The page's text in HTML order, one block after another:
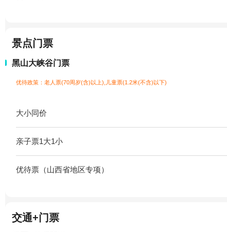
景点门票
黑山大峡谷门票
优待政策：老人票(70周岁(含)以上),儿童票(1.2米(不含)以下)
大小同价
亲子票1大1小
优待票（山西省地区专项）
交通+门票